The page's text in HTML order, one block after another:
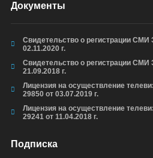
Документы
Свидетельство о регистрации
02.11.2020 г.
Свидетельство о регистрации
21.09.2018 г.
Лицензия на осуществление
29850 от 03.07.2019 г.
Лицензия на осуществление
29241 от 11.04.2018 г.
Подписка